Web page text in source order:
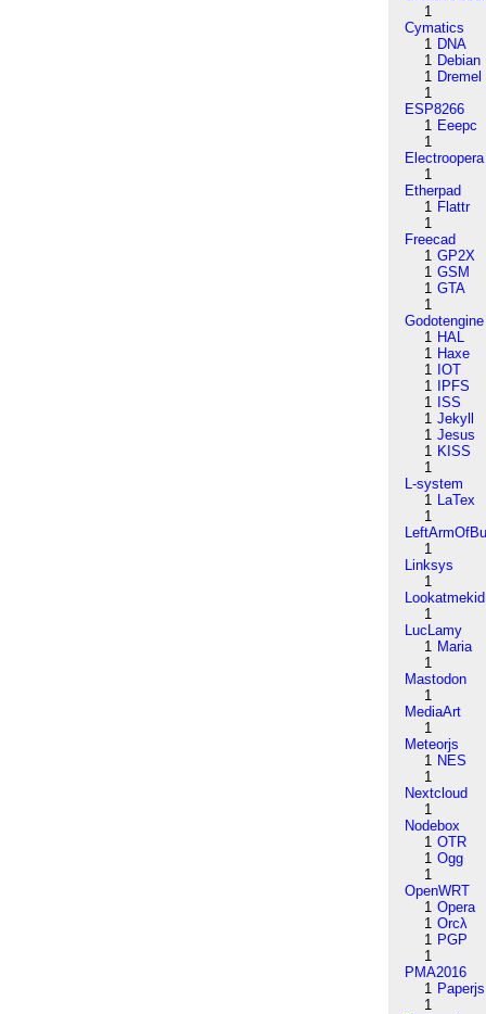
1
Cymatics
1 DNA
1 Debian
1 Dremel
1
ESP8266
1 Eeepc
1
Electroopera
1
Etherpad
1 Flattr
1
Freecad
1 GP2X
1 GSM
1 GTA
1
Godotengine
1 HAL
1 Haxe
1 IOT
1
IPFS
1 ISS
1 Jekyll
1 Jesus
1 KISS
1
L-system
1 LaTex
1
1
Linksys
1
Lookatmekid
1
LucLamy
1 Maria
1
Mastodon
1
MediaArt
1
Meteorjs
1 NES
1
Nextcloud
1
Nodebox
1 OTR
1 Ogg
1
OpenWRT
1 Opera
1 Orcλ
1 PGP
1
PMA2016
1 Paperjs
1